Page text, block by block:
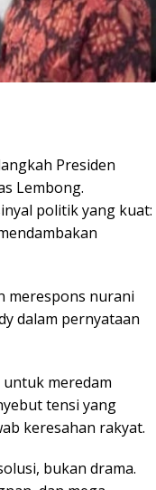
Presiden
Lembong.
politik yang kuat:
merespons nurani
dalam pernyataan
meredam
tensi yang
keresahan rakyat.
bukan drama.